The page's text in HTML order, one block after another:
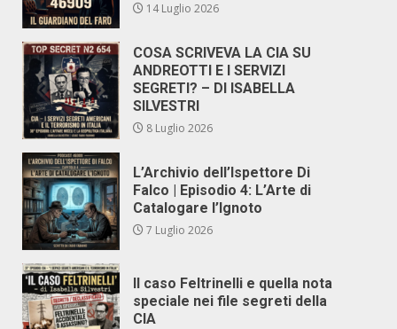
14 Luglio 2026
COSA SCRIVEVA LA CIA SU
ANDREOTTI E I SERVIZI
SEGRETI? – DI ISABELLA
SILVESTRI
8 Luglio 2026
L’Archivio dell’Ispettore Di
Falco | Episodio 4: L’Arte di
Catalogare l’Ignoto
7 Luglio 2026
Il caso Feltrinelli e quella nota
speciale nei file segreti della
CIA